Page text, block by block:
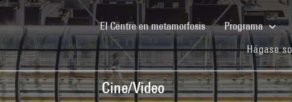
El Centre en metamorfosis(current)Programa
Hágase
Cine/Video